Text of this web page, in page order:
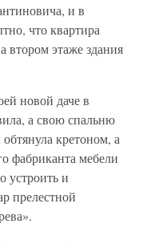
и в
что квартира
втором этаже здания
новой даче в
а свою спальню
кретоном, а
фабриканта мебели
устроить и
прелестной